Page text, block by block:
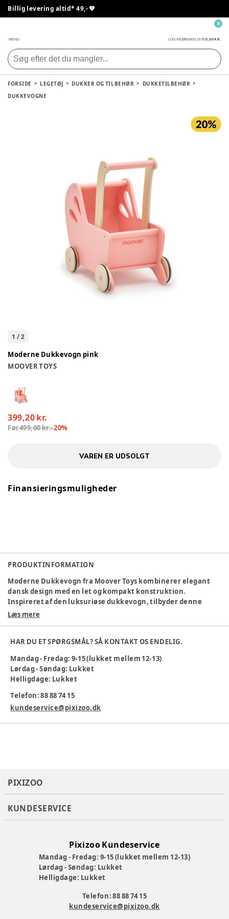
Billig levering altid* 49,- 💙
MENU LOG INDØNSKELISTE0,00 KR.
0
FORSIDE LEGETØJ DUKKER OG TILBEHØR
DUKKETILBEHØR
DUKKEVOGNE
1 /2
Moderne Dukkevogn pink
MOOVER TOYS
399,20 kr.
Før499,00 kr.-20%
VAREN ER UDSOLGT
Finansieringsmuligheder
PRODUKTINFORMATION
Moderne Dukkevogn fra Moover Toys kombinerer elegant
dansk design med en let og kompakt konstruktion.
Inspireret af den luksuriøse dukkevogn, tilbyder denne
moderne udgave en prisvenlig løsning uden at gå på
– og den fås i flere smukke farver.
Alder:3 år, 18-24 mdr, 2 år
Varenummer:373707
Læs mere
HAR DU ET SPØRGSMÅL? SÅ KONTAKT OS ENDELIG.
Mandag - Fredag: 9-15 (lukket mellem 12-13)
Lørdag - Søndag: Lukket
Helligdage: Lukket
Telefon: 88 88 74 15
kundeservice@pixizoo.dk
PIXIZOO
KUNDESERVICE
Pixizoo Kundeservice
Mandag - Fredag: 9-15 (lukket mellem 12-13)
Lørdag - Søndag: Lukket
Helligdage: Lukket
Telefon: 88 88 74 15
kundeservice@pixizoo.dk